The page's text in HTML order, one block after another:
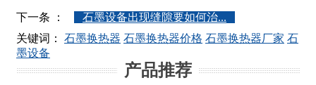
下一条 ：
石墨设备出现缝隙要如何治...
关键词： 石墨换热器 石墨换热器价格 石墨换热器厂家 石
墨设备
产品推荐